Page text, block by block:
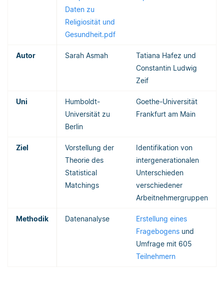
Daten zu
Religiosität und
Gesundheit.pdf
Autor Sarah Asmah
Tatiana Hafez und
Constantin Ludwig
Zeif
Uni
Humboldt-
Universität zu
Berlin
Goethe-Universität
Frankfurt am Main
Ziel
Vorstellung der
Theorie des
Statistical
Matchings
Identifikation von
intergenerationalen
Unterschieden
verschiedener
Arbeitnehmergruppen
Methodik Datenanalyse
Erstellung eines
Fragebogens und
Umfrage mit 605
Teilnehmern